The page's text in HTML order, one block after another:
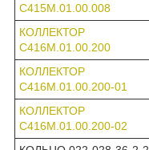
С415М.01.00.008
КОЛЛЕКТОР
С416М.01.00.200
КОЛЛЕКТОР
С416М.01.00.200-01
КОЛЛЕКТОР
С416М.01.00.200-02